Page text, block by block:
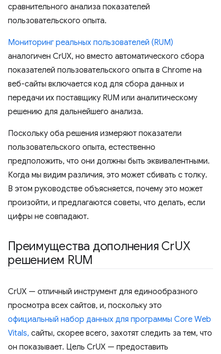
сравнительного анализа показателей
пользовательского опыта.
Мониторинг реальных пользователей (RUM)
аналогичен CrUX, но вместо автоматического сбора
показателей пользовательского опыта в Chrome на
веб-сайты включается код для сбора данных и
передачи их поставщику RUM или аналитическому
решению для дальнейшего анализа.
Поскольку оба решения измеряют показатели
пользовательского опыта, естественно
предположить, что они должны быть эквивалентными.
Когда мы видим различия, это может сбивать с толку.
В этом руководстве объясняется, почему это может
произойти, и предлагаются советы, что делать, если
цифры не совпадают.
Преимущества дополнения CrUX
решением RUM
CrUX — отличный инструмент для единообразного
просмотра всех сайтов, и, поскольку это
официальный набор данных для программы Core Web
Vitals, сайты, скорее всего, захотят следить за тем, что
он показывает. Цель CrUX — предоставить